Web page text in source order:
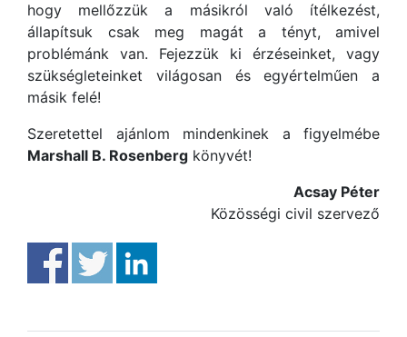
hogy mellőzzük a másikról való ítélkezést,
állapítsuk csak meg magát a tényt, amivel
problémánk van. Fejezzük ki érzéseinket, vagy
szükségleteinket világosan és egyértelműen a
másik felé!
Szeretettel ajánlom mindenkinek a figyelmébe
Marshall B. Rosenberg könyvét!
Acsay Péter
Közösségi civil szervező